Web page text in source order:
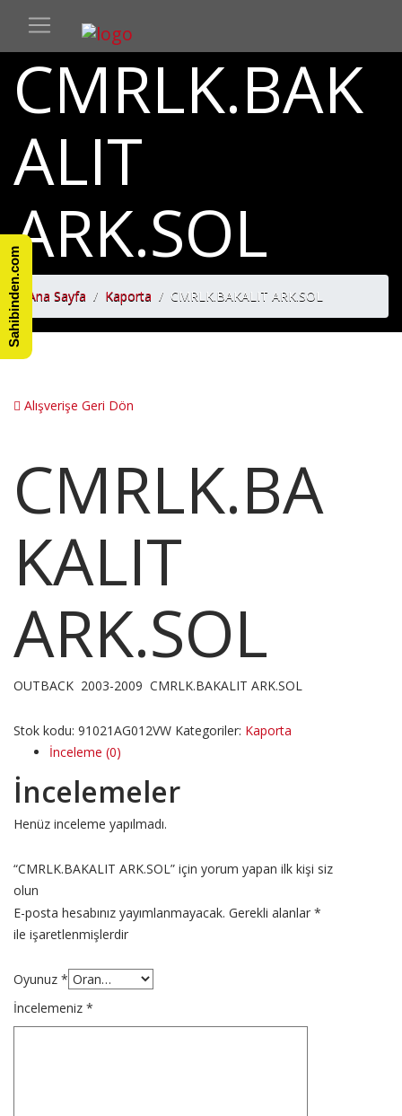
CMRLK.BAK
ALIT
ARK.SOL
Ana Sayfa / Kaporta / CMRLK.BAKALIT ARK.SOL
Alışverişe Geri Dön
CMRLK.BA
KALIT
ARK.SOL
OUTBACK 2003-2009 CMRLK.BAKALIT ARK.SOL
Stok kodu: 91021AG012VW Kategoriler: Kaporta
İnceleme (0)
İncelemeler
Henüz inceleme yapılmadı.
“CMRLK.BAKALIT ARK.SOL” için yorum yapan ilk kişi siz
olun
E-posta hesabınız yayımlanmayacak. Gerekli alanlar *
ile işaretlenmişlerdir
Oyunuz *
İncelemeniz *
Sahibinden.com